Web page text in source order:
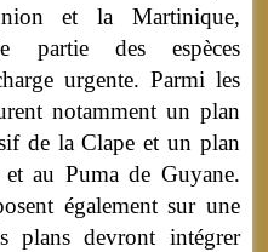
et la Martinique,
partie des espèces
urgente. Parmi les
notamment un plan
de la Clape et un plan
au Puma de Guyane.
également sur une
plans devront intégrer